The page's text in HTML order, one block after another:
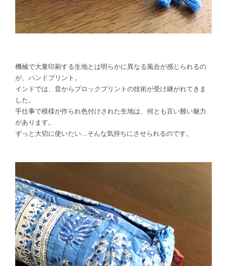
機械で大量印刷する生地とは明らかに異なる風合が感じられるの
が、ハンドプリント。
インドでは、昔からブロックプリントの技術が受け継がれてきま
した。
手仕事で模様が作られ色付けされた生地は、何とも言い難い魅力
があります。
ずっと大切に使いたい...そんな気持ちにさせられるのです。